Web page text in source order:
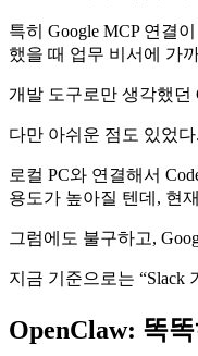
특히 Google MCP 연결
했을 때 업무 비서에 가
개발 도구로만 생각했던
다만 아쉬운 점도 있었다.
로컬 PC와 연결해서
용도가 높아질 텐데, 현
그럼에도 불구하고,
지금 기준으로는 “Slack
OpenClaw: 똑